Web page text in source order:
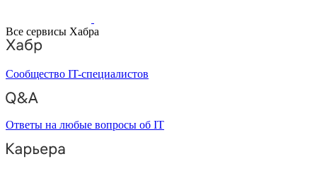
Все сервисы Хабра
Сообщество IT-специалистов
Ответы на любые вопросы об IT